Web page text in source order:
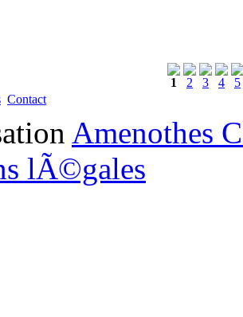
1 2 3 4
5
Contact
Amenothes
lÃ©gales